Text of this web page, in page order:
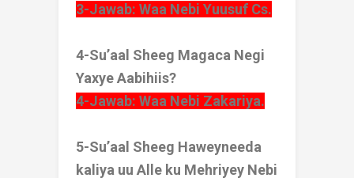
3-Jawab: Waa Nebi Yuusuf Cs.
4-Su’aal Sheeg Magaca Negi
Yaxye Aabihiis?
4-Jawab: Waa Nebi Zakariya.
5-Su’aal Sheeg Haweyneeda
kaliya uu Alle ku Mehriyey Nebi